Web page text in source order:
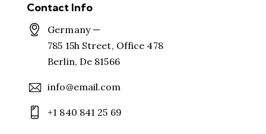
Contact Info
Germany —
785 15h Street, Office 478
Berlin, De 81566
info@email.com
+1 840 841 25 69